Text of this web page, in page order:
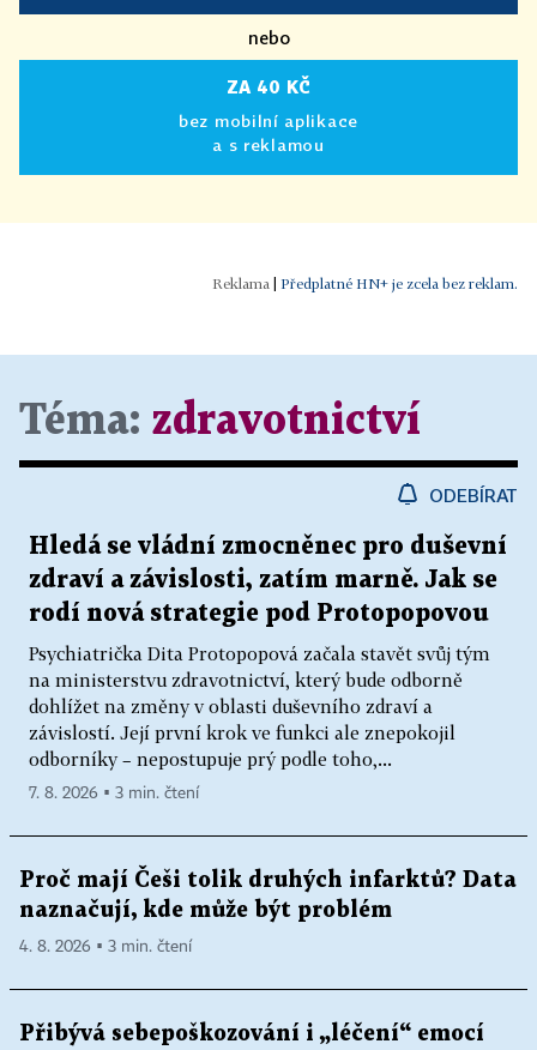
nebo
ZA 40 KČ
bez mobilní aplikace
a s reklamou
Předplatné HN+ je zcela bez reklam.
Téma: zdravotnictví
ODEBÍRAT
Hledá se vládní zmocněnec pro duševní
zdraví a závislosti, zatím marně. Jak se
rodí nová strategie pod Protopopovou
Psychiatrička Dita Protopopová začala stavět svůj tým
na ministerstvu zdravotnictví, který bude odborně
dohlížet na změny v oblasti duševního zdraví a
závislostí. Její první krok ve funkci ale znepokojil
odborníky – nepostupuje prý podle toho,...
7. 8. 2026 ▪ 3 min. čtení
Proč mají Češi tolik druhých infarktů? Data
naznačují, kde může být problém
4. 8. 2026 ▪ 3 min. čtení
Přibývá sebepoškozování i „léčení“ emocí